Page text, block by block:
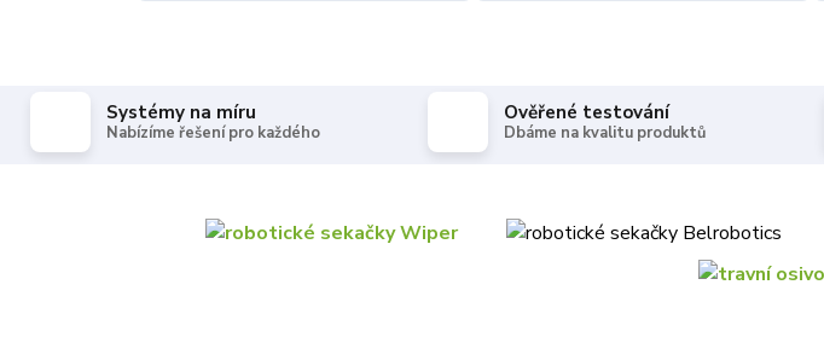
Systémy na míru
Nabízíme řešení pro každého
Ověřené testování
Dbáme na kvalitu produktů